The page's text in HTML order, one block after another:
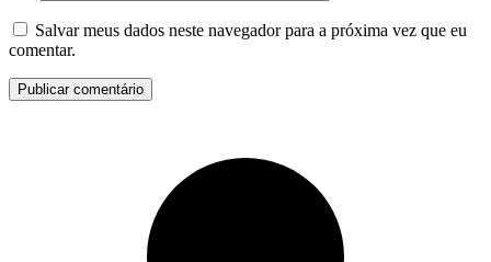
Salvar meus dados neste navegador para a próxima vez que eu
comentar.